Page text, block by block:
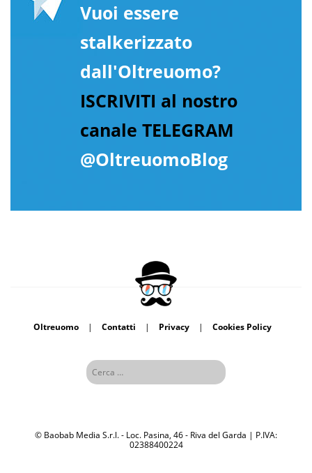
Vuoi essere
stalkerizzato
dall'Oltreuomo?
ISCRIVITI al nostro
canale TELEGRAM
@OltreuomoBlog
Oltreuomo | Contatti | Privacy | Cookies Policy
© Baobab Media S.r.l. - Loc. Pasina, 46 - Riva del Garda | P.IVA:
02388400224